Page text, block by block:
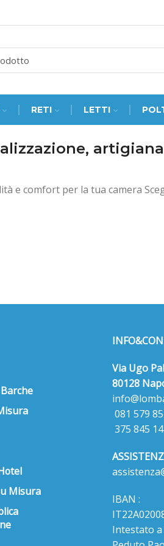
RETI LETTI
e comfort per la tua camera
Misura
Via Ugo
80128
081 579
375 845
IBAN :
Intestato a